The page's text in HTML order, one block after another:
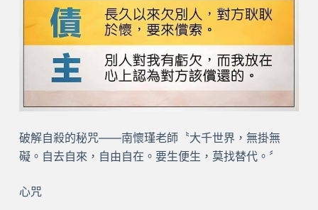
破解自殺的秘咒——南懷瑾老師〝大千世界，無掛無
礙。自去自來，自由自在。要生便生，莫找替代。〞
心咒